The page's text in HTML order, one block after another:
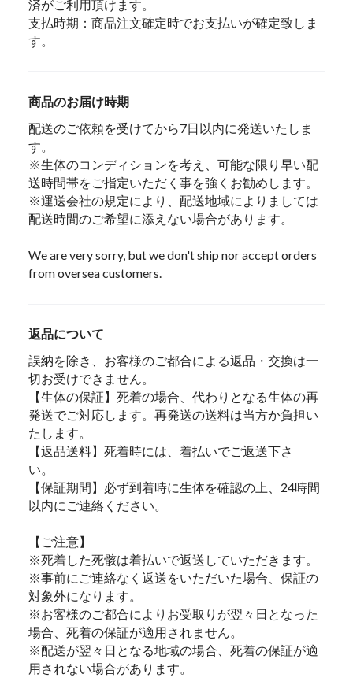
済がご利用頂けます。
支払時期：商品注文確定時でお支払いが確定致しま
す。
商品のお届け時期
配送のご依頼を受けてから7日以内に発送いたしま
す。
※生体のコンディションを考え、可能な限り早い配
送時間帯をご指定いただく事を強くお勧めします。
※運送会社の規定により、配送地域によりましては
配送時間のご希望に添えない場合があります。
We are very sorry, but we don't ship nor accept orders
from oversea customers.
返品について
誤納を除き、お客様のご都合による返品・交換は一
切お受けできません。
【生体の保証】死着の場合、代わりとなる生体の再
発送でご対応します。再発送の送料は当方か負担い
たします。
【返品送料】死着時には、着払いでご返送下さ
い。
【保証期間】必ず到着時に生体を確認の上、24時間
以内にご連絡ください。
【ご注意】
※死着した死骸は着払いで返送していただきます。
※事前にご連絡なく返送をいただいた場合、保証の
対象外になります。
※お客様のご都合によりお受取りが翌々日となった
場合、死着の保証が適用されません。
※配送が翌々日となる地域の場合、死着の保証が適
用されない場合があります。